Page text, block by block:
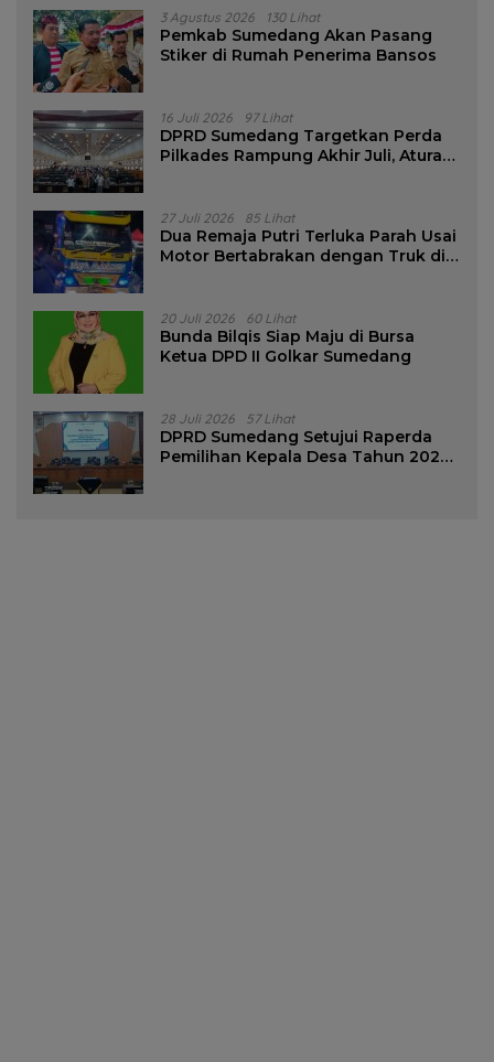
3 Agustus 2026 130 Lihat
Pemkab Sumedang Akan Pasang
Stiker di Rumah Penerima Bansos
16 Juli 2026 97 Lihat
DPRD Sumedang Targetkan Perda
Pilkades Rampung Akhir Juli, Aturan
27 Juli 2026 85 Lihat
Dua Remaja Putri Terluka Parah Usai
Motor Bertabrakan dengan Truk di
20 Juli 2026 60 Lihat
Bunda Bilqis Siap Maju di Bursa
Ketua DPD II Golkar Sumedang
28 Juli 2026 57 Lihat
DPRD Sumedang Setujui Raperda
Pemilihan Kepala Desa Tahun 2026